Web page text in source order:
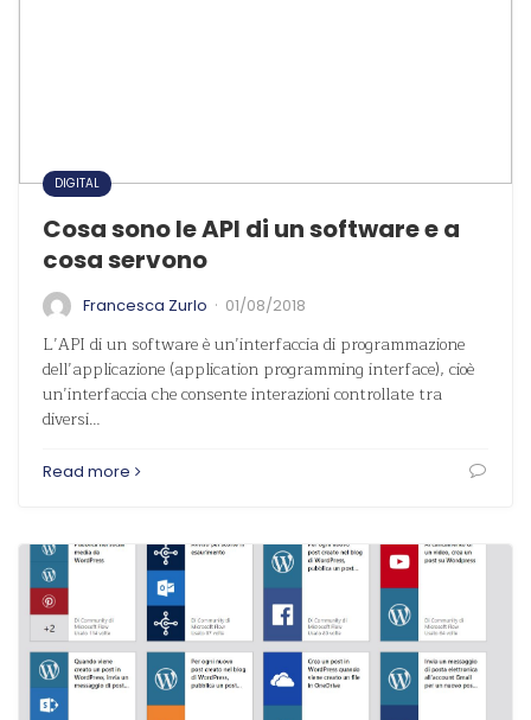
DIGITAL
Cosa sono le API di un software e a
cosa servono
Francesca Zurlo · 01/08/2018
L’API di un software è un’interfaccia di programmazione
dell’applicazione (application programming interface), cioè
un’interfaccia che consente interazioni controllate tra
diversi…
Read more